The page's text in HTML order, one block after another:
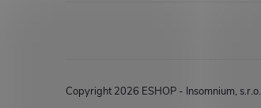
Copyright 2026 ESHOP - Insomnium, s.r.o.